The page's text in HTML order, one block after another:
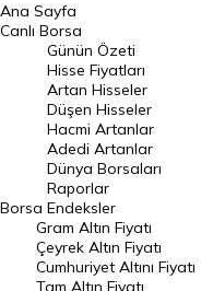
BIST 100 Hisseleri
En Çok Artan Hisseler
En Çok Düşen Hisseler
Hacmi Artanlar
Geçmiş Kapanışlar
Dünya Borsaları
Raporlar
Endeksler
Ana Sayfa
Canlı Borsa
Borsa
Günün Özeti
Hisse Fiyatları
Artan Hisseler
Düşen Hisseler
Hacmi Artanlar
Adedi Artanlar
Dünya Borsaları
Raporlar
Endeksler
Gram Altın Fiyatı
Çeyrek Altın Fiyatı
Cumhuriyet Altını Fiyatı
Tam Altın Fiyatı